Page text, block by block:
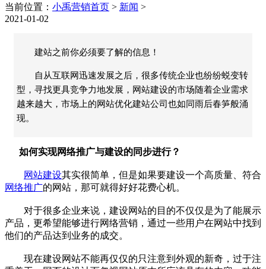
当前位置： 小禹营销首页 > 新闻 >
2021-01-02
建站之前你必须要了解的信息！
自从互联网迅速发展之后，很多传统企业也纷纷蜕变转
型，寻找更具竞争力地发展，网站建设的市场随着企业需求
越来越大，市场上的网站优化建站公司也如同雨后春笋般涌
现。
如何实现网络推广与建设的同步进行？
网站建设其实很简单，但是如果要建设一个高质量、符合
网络推广的网站，那可就得好好花费心机。
对于很多企业来说，建设网站的目的不仅仅是为了能展示
产品，更希望能够进行网络营销，通过一些用户在网站中找到
他们的产品达到业务的成交。
现在建设网站不能再仅仅的只注意到外观的新奇，过于注